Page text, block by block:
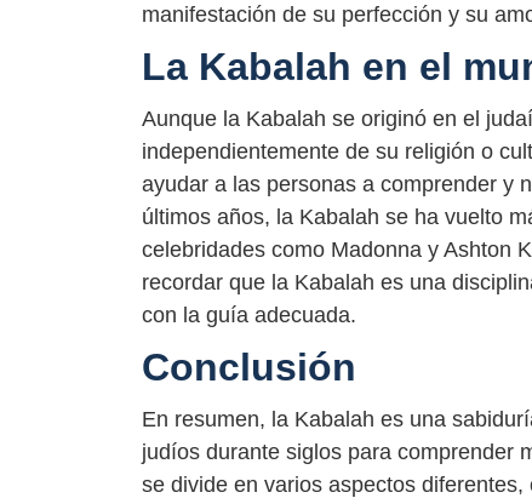
manifestación de su perfección y su
La Kabalah en el
Aunque la Kabalah se originó en el
independientemente de su religión o
ayudar a las personas a comprender y
últimos años, la Kabalah se ha vuelto
celebridades como Madonna y Ashton
recordar que la Kabalah es una
con la guía adecuada.
Conclusión
En resumen, la Kabalah es una
judíos durante siglos para comprender
se divide en varios aspectos